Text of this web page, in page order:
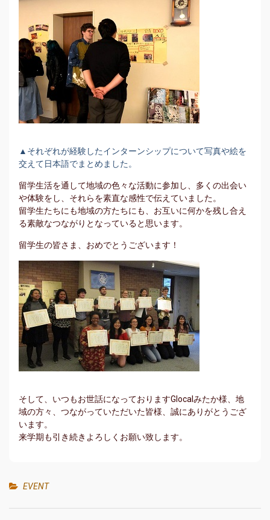
▲それぞれが経験したインターンシップについて写真や絵を
交えて日本語でまとめました。
留学生活を通して地域の色々な活動に参加し、多くの出会い
や体験をし、それらを素直な感性で伝えていました。
留学生たちにも地域の方たちにも、お互いに何かを残し合え
る素敵なつながりとなっていると思います。
留学生の皆さま、おめでとうございます！
そして、いつもお世話になっておりますGlocalみたか様、地
域の方々、つながっていただいた皆様、誠にありがとうござ
います。
来学期も引き続きよろしくお願い致します。
EVENT